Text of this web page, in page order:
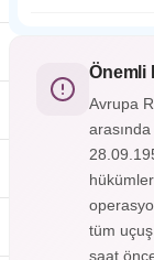
Mirası
oyulmuş
büyüleyici bir
Önemli
Avrupa
tüm
saat